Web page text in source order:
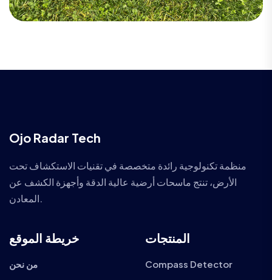
Ojo Radar Tech
منظمة تكنولوجية رائدة متخصصة في تقنيات الاستكشاف تحت
الأرض، تنتج ماسحات أرضية عالية الدقة وأجهزة الكشف عن
المعادن.
خريطة الموقع
من نحن
المنتجات
Compass Detector